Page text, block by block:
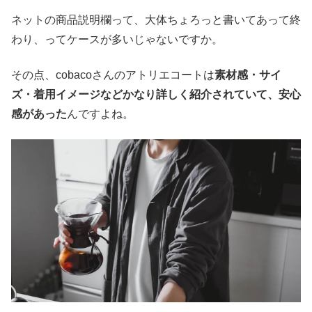
ネットの商品説明欄って、大体ちょろっと書いてあって終
わり、ってケースが多いじゃないですか。
その点、cobacoさんのアトリエコートは素材感・サイ
ズ・着用イメージなどかなり詳しく紹介されていて、安心
感があったんですよね。